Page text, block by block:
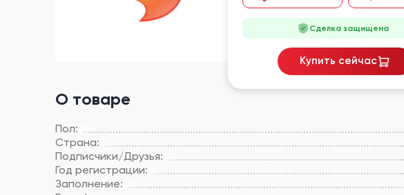
О товаре
Пол:
Страна:
Подписчики/Друзья:
Год регистрации:
Заполнение:
Сделка защищена
Купить сейчас